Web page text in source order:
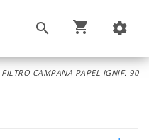
FILTRO CAMPANA PAPEL IGNIF. 90